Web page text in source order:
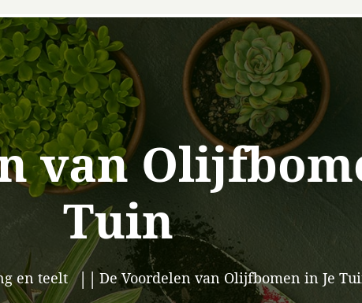
van
Tuin
en teelt De Voordelen van Olijfbomen in Je